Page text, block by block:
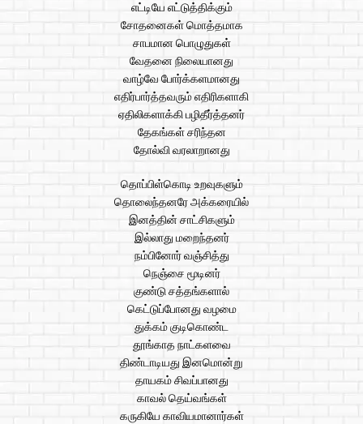
எட்டியே எட்டுத்திக்கும்
சோதனைகள் மொத்தமாக
சாபமான பொழுதுகள்
வேதனை நிலையானது
வாழ்வே போர்க்களமானது
எதிர்பார்த்தவரும் எதிரிகளாகி
ஏதிலிகளாக்கி பழிதீர்த்தனர்
தேகங்கள் சரிந்தன
தோல்வி வரலாறானது
தொப்பிள்கொடி உறவுகளும்
தொலைந்தனரே அக்கரையில்
இனத்தின் சாட்சிகளும்
இல்லாது மறைந்தனர்
நம்பினோர் வஞ்சித்து
நெஞ்சை மூடினர்
குண்டு சத்தங்களால்
கெட்டுப்போனது வழமை
துக்கம் குடிகொண்ட
தூங்காத நாட்களவை
திண்டாடியது இனமொன்று
தாயகம் சிவப்பானது
காவல் தெய்வங்கள்
கருகியே காவியமானார்கள்